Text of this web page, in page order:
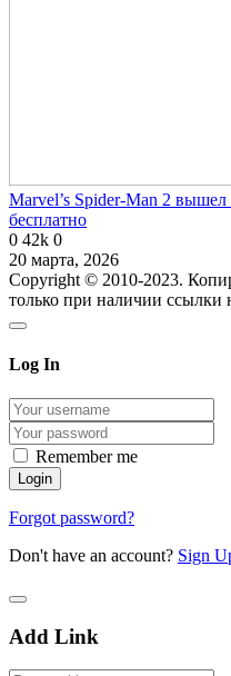
Marvel’s Spider-Man 2
бесплатно
0 42k 0
20 марта, 2026
Copyright © 2010-2023.
только при наличии ссылки
Log In
Remember me
Forgot password?
Don't have an account? Sign
Add Link